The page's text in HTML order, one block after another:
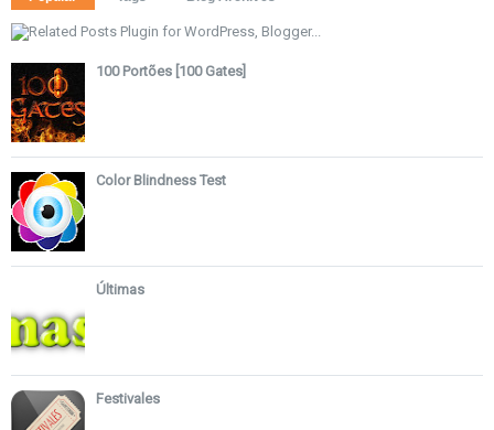
100 Portões [100 Gates]
Color Blindness Test
Últimas
Festivales